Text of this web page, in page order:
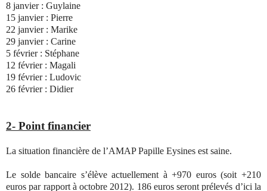
8 janvier : Guylaine
15 janvier : Pierre
22 janvier : Marike
29 janvier : Carine
5 février : Stéphane
12 février : Magali
19 février : Ludovic
26 février : Didier
2- Point financier
La situation financière de l’AMAP Papille Eysines est saine.
Le solde bancaire s’élève actuellement à +970 euros (soit +210
euros par rapport à octobre 2012). 186 euros seront prélevés d’ici la